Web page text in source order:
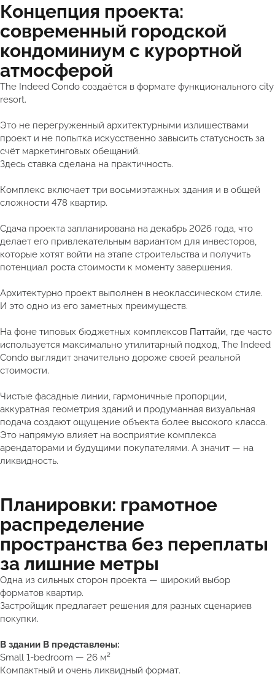
Концепция проекта:
современный городской
кондоминиум с курортной
атмосферой
The Indeed Condo создаётся в формате функционального city
resort.
Это не перегруженный архитектурными излишествами
проект и не попытка искусственно завысить статусность за
счёт маркетинговых обещаний.
Здесь ставка сделана на практичность.
Комплекс включает три восьмиэтажных здания и в общей
сложности 478 квартир.
Сдача проекта запланирована на декабрь 2026 года, что
делает его привлекательным вариантом для инвесторов,
которые хотят войти на этапе строительства и получить
потенциал роста стоимости к моменту завершения.
Архитектурно проект выполнен в неоклассическом стиле.
И это одно из его заметных преимуществ.
На фоне типовых бюджетных комплексов Паттайи, где часто
используется максимально утилитарный подход, The Indeed
Condo выглядит значительно дороже своей реальной
стоимости.
Чистые фасадные линии, гармоничные пропорции,
аккуратная геометрия зданий и продуманная визуальная
подача создают ощущение объекта более высокого класса.
Это напрямую влияет на восприятие комплекса
арендаторами и будущими покупателями. А значит — на
ликвидность.
Планировки: грамотное
распределение
пространства без переплаты
за лишние метры
Одна из сильных сторон проекта — широкий выбор
форматов квартир.
Застройщик предлагает решения для разных сценариев
покупки.
В здании B представлены:
Small 1-bedroom — 26 м²
Компактный и очень ликвидный формат.